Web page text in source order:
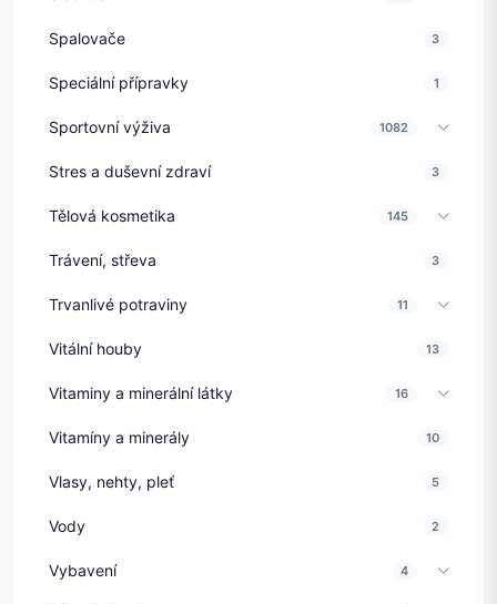
Spalovače 3
Speciální přípravky 1
Sportovní výživa 1082
Stres a duševní zdraví 3
Tělová kosmetika 145
Trávení, střeva 3
Trvanlivé potraviny 11
Vitální houby 13
Vitaminy a minerální látky 16
Vitamíny a minerály 10
Vlasy, nehty, pleť 5
Vody 2
Vybavení 4